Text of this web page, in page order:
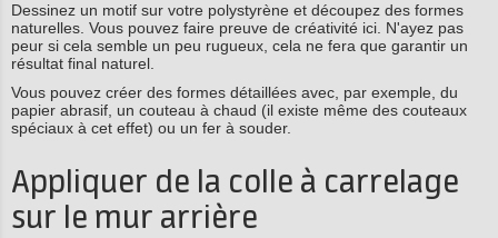
Dessinez un motif sur votre polystyrène et découpez des formes
naturelles. Vous pouvez faire preuve de créativité ici. N'ayez pas
peur si cela semble un peu rugueux, cela ne fera que garantir un
résultat final naturel.
Vous pouvez créer des formes détaillées avec, par exemple, du
papier abrasif, un couteau à chaud (il existe même des couteaux
spéciaux à cet effet) ou un fer à souder.
Appliquer de la colle à carrelage
sur le mur arrière